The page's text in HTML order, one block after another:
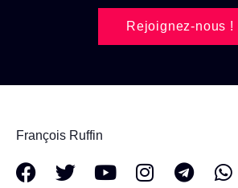
Rejoignez-nous !
François Ruffin